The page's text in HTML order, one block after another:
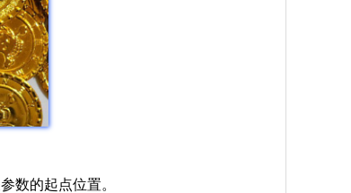
数的起点位置。